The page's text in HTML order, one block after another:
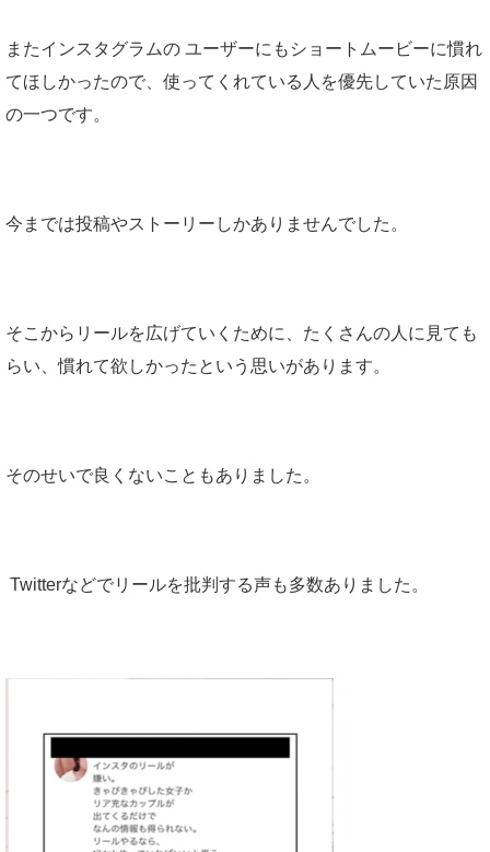
またインスタグラムの ユーザーにもショートムービーに慣れ
てほしかったので、使ってくれている人を優先していた原因
の一つです。
今までは投稿やストーリーしかありませんでした。
そこからリールを広げていくために、たくさんの人に見ても
らい、慣れて欲しかったという思いがあります。
そのせいで良くないこともありました。
Twitterなどでリールを批判する声も多数ありました。